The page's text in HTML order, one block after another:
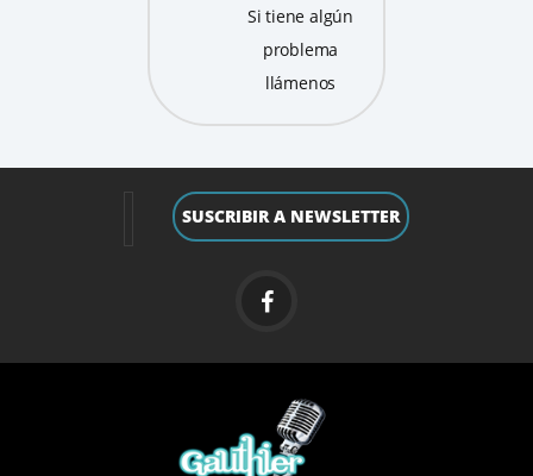
Si tiene algún
problema
llámenos